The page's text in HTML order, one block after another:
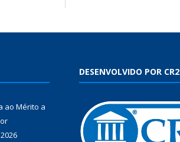
ao Mérito a
DESENVOLVIDO POR CR2